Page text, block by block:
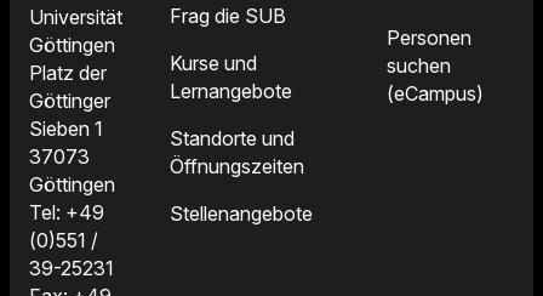
Universität
Göttingen
Platz der
Göttinger
Sieben 1
37073
Göttingen
Tel: +49
(0)551 /
39-25231
Frag die SUB
Kurse und
Lernangebote
Standorte und
Öffnungszeiten
Stellenangebote
Personen
suchen
(eCampus)